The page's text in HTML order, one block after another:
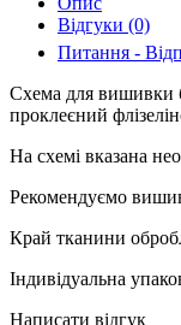
Відгуки (0)
Питання -
Схема для вишивки
проклеєний
На схемі вказана
Рекомендуємо
Край тканини
Індивідуальна
Написати відгук